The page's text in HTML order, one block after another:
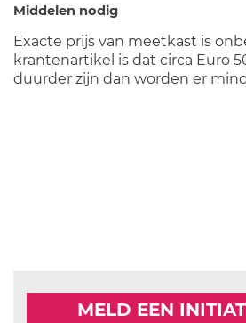
Middelen nodig
Exacte prijs van meetkast is
krantenartikel is dat circa Euro
duurder zijn dan worden er
MELD EEN